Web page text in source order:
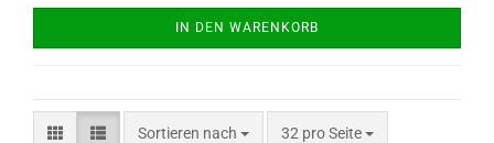
IN DEN WARENKORB
Sortieren nach
Sortieren nach 32 pro Seite
pro Seite